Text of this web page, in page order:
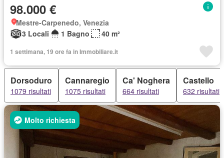
98.000 €
Mestre-Carpenedo, Venezia
3 Locali
1 Bagno 40 m²
1 settimana, 19 ore fa in Immobiliare.it
Dorsoduro
1079 risultati
Cannaregio
1075 risultati
Ca' Noghera
664 risultati
Castello
632 risultati
Molto richiesta